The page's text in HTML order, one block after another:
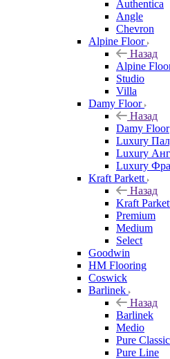
Authentica
Angle
Chevron
Alpine Floor
Назад
Alpine
Studio
Villa
Damy Floor
Назад
Damy Floor
Luxury
Luxury
Luxury
Kraft Parkett
Назад
Kraft
Premium
Medium
Select
Goodwin
HM Flooring
Coswick
Barlinek
Назад
Barlinek
Medio
Pure
Pure Line